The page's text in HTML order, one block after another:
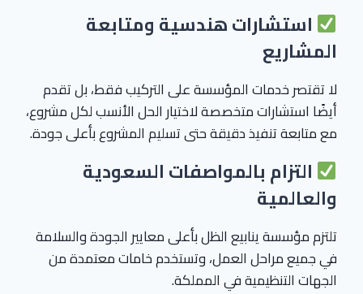
استشارات هندسية ومتابعة
المشاريع
لا تقتصر خدمات المؤسسة على التركيب فقط، بل تقدم
أيضًا استشارات متخصصة لاختيار الحل الأنسب لكل مشروع،
مع متابعة تنفيذ دقيقة حتى تسليم المشروع بأعلى جودة.
التزام بالمواصفات السعودية
والعالمية
تلتزم مؤسسة ينابيع الظل بأعلى معايير الجودة والسلامة
في جميع مراحل العمل، وتستخدم خامات معتمدة من
الجهات التنظيمية في المملكة.